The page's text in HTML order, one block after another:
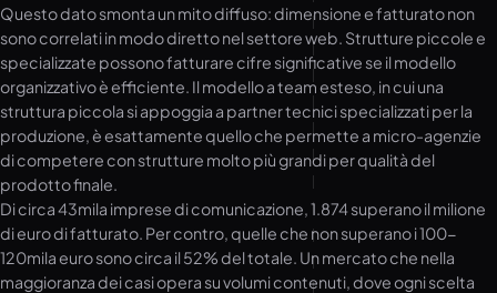
Questo dato smonta un mito diffuso: dimensione e fatturato non
sono correlati in modo diretto nel settore web. Strutture piccole e
specializzate possono fatturare cifre significative se il modello
organizzativo è efficiente. Il modello a team esteso, in cui una
struttura piccola si appoggia a partner tecnici specializzati per la
produzione, è esattamente quello che permette a micro-agenzie
di competere con strutture molto più grandi per qualità del
prodotto finale.
Di circa 43mila imprese di comunicazione, 1.874 superano il milione
di euro di fatturato. Per contro, quelle che non superano i 100-
120mila euro sono circa il 52% del totale. Un mercato che nella
maggioranza dei casi opera su volumi contenuti, dove ogni scelta